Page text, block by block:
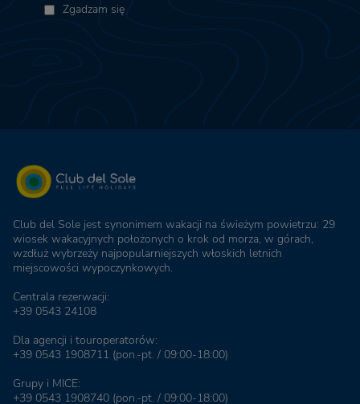
Zgadzam się
Club del Sole jest synonimem wakacji na świeżym powietrzu: 29
wiosek wakacyjnych położonych o krok od morza, w górach,
wzdłuż wybrzeży najpopularniejszych włoskich letnich
miejscowości wypoczynkowych.
Centrala rezerwacji:
+39 0543 24108
Dla agencji i touroperatorów:
+39 0543 1908711 (pon.-pt. / 09:00-18:00)
Grupy i MICE:
+39 0543 1908740 (pon.-pt. / 09:00-18:00)